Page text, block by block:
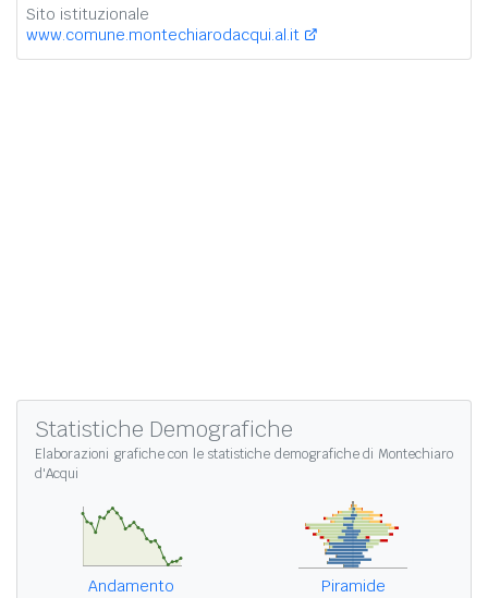
Sito istituzionale
www.comune.montechiarodacqui.al.it
Statistiche Demografiche
Elaborazioni grafiche con le statistiche demografiche di Montechiaro
d'Acqui
Andamento
Piramide